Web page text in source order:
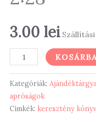
3.00 lei
Könyvjelző
2:28
mennyiség
Kategóriák:
apróságok
Címkék: keresztény